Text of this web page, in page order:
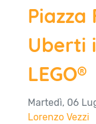
Uberti
LEGO®
Martedì, 06
Lorenzo Vezzi